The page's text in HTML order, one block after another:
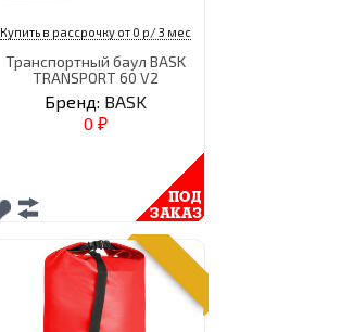
Купить в рассрочку от 0 р/ 3 мес
Транспортный баул BASK
TRANSPORT 60 V2
Бренд: BASK
0 ₽